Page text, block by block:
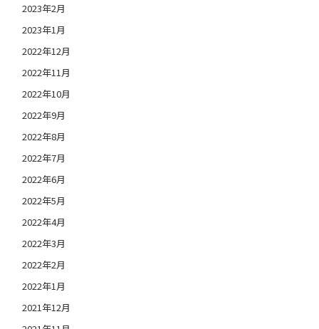
2023年2月
2023年1月
2022年12月
2022年11月
2022年10月
2022年9月
2022年8月
2022年7月
2022年6月
2022年5月
2022年4月
2022年3月
2022年2月
2022年1月
2021年12月